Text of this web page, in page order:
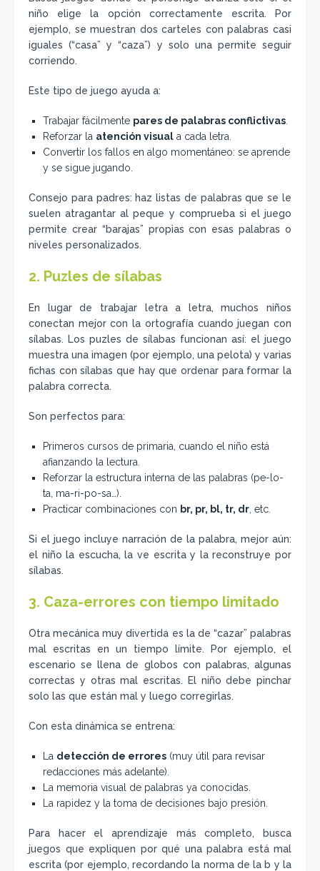
niño elige la opción correctamente escrita. Por
ejemplo, se muestran dos carteles con palabras casi
iguales (“casa” y “caza”) y solo una permite seguir
corriendo.
Este tipo de juego ayuda a:
Trabajar fácilmente pares de palabras conflictivas
Reforzar la atención visual a cada letra.
Convertir los fallos en algo momentáneo: se aprende
y se sigue jugando.
Consejo para padres: haz listas de palabras que se le
suelen atragantar al peque y comprueba si el juego
permite crear “barajas” propias con esas palabras o
niveles personalizados.
2. Puzles de sílabas
En lugar de trabajar letra a letra, muchos niños
conectan mejor con la ortografía cuando juegan con
sílabas. Los puzles de sílabas funcionan así: el juego
muestra una imagen (por ejemplo, una pelota) y varias
fichas con sílabas que hay que ordenar para formar la
palabra correcta.
Son perfectos para:
Primeros cursos de primaria, cuando el niño está
afianzando la lectura.
Reforzar la estructura interna de las palabras (pe-lo-
ta, ma-ri-po-sa…).
Practicar combinaciones con br, pr, bl, tr, dr , etc.
Si el juego incluye narración de la palabra, mejor aún:
el niño la escucha, la ve escrita y la reconstruye por
sílabas.
3. Caza-errores con tiempo limitado
Otra mecánica muy divertida es la de “cazar” palabras
mal escritas en un tiempo límite. Por ejemplo, el
escenario se llena de globos con palabras, algunas
correctas y otras mal escritas. El niño debe pinchar
solo las que están mal y luego corregirlas.
Con esta dinámica se entrena:
La detección de errores (muy útil para revisar
redacciones más adelante).
La memoria visual de palabras ya conocidas.
La rapidez y la toma de decisiones bajo presión.
Para hacer el aprendizaje más completo, busca
juegos que expliquen por qué una palabra está mal
escrita (por ejemplo, recordando la norma de la b y la